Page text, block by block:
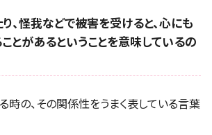
、怪我などで被害を受けると、心にも
とがあるということを意味しているの
時の、その関係性をうまく表している言葉